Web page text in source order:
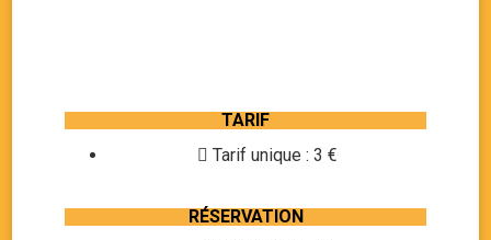
TARIF
Tarif unique : 3 €
RÉSERVATION